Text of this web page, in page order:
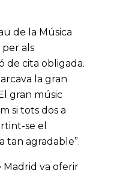
de la Música
als
de cita obligada.
la gran
gran músic
si tots dos a
se el
tan agradable”.
Madrid va oferir